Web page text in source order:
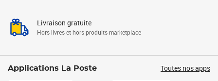
Livraison gratuite
Hors livres et hors produits marketplace
Applications La Poste Toutes nos apps